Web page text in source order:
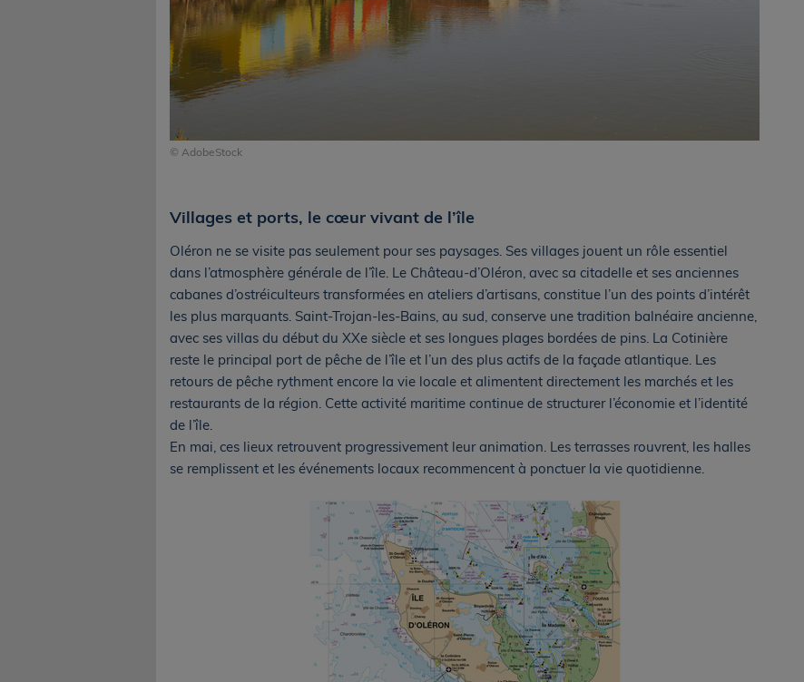
© AdobeStock
Villages et ports, le cœur vivant de l’île
Oléron ne se visite pas seulement pour ses paysages. Ses villages jouent un rôle essentiel
dans l’atmosphère générale de l’île. Le Château-d’Oléron, avec sa citadelle et ses anciennes
cabanes d’ostréiculteurs transformées en ateliers d’artisans, constitue l’un des points d’intérêt
les plus marquants. Saint-Trojan-les-Bains, au sud, conserve une tradition balnéaire ancienne,
avec ses villas du début du XXe siècle et ses longues plages bordées de pins. La Cotinière
reste le principal port de pêche de l’île et l’un des plus actifs de la façade atlantique. Les
retours de pêche rythment encore la vie locale et alimentent directement les marchés et les
restaurants de la région. Cette activité maritime continue de structurer l’économie et l’identité
de l’île.
En mai, ces lieux retrouvent progressivement leur animation. Les terrasses rouvrent, les halles
se remplissent et les événements locaux recommencent à ponctuer la vie quotidienne.